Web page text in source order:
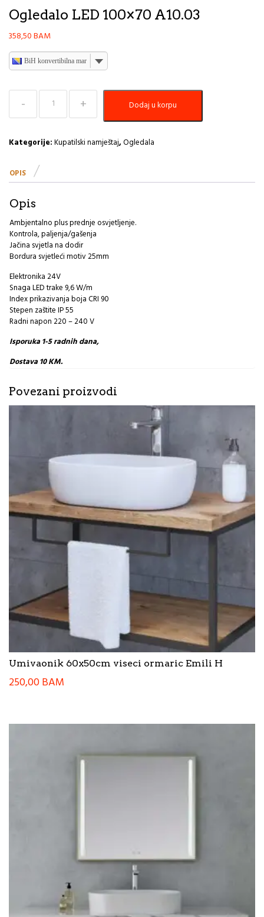
Ogledalo LED 100×70 A10.03
358,50BAM
BiH konvertibilna marka
Ogledalo
100×70
količina
Dodaj u korpu
Kategorije:Kupatilski namještaj,Ogledala
OPIS
Opis
Ambjentalno plus prednje osvjetljenje.
Kontrola, paljenja/gašenja
Jačina svjetla na dodir
Bordura svjetleći motiv 25mm
Elektronika 24V
Snaga LED trake 9,6 W/m
Index prikazivanja boja CRI 90
Stepen zaštite IP 55
Radni napon 220 – 240 V
Isporuka 1-5 radnih dana,
Dostava 10 KM.
Povezani proizvodi
Umivaonik 60x50cm viseci ormaric Emili H
250,00BAM